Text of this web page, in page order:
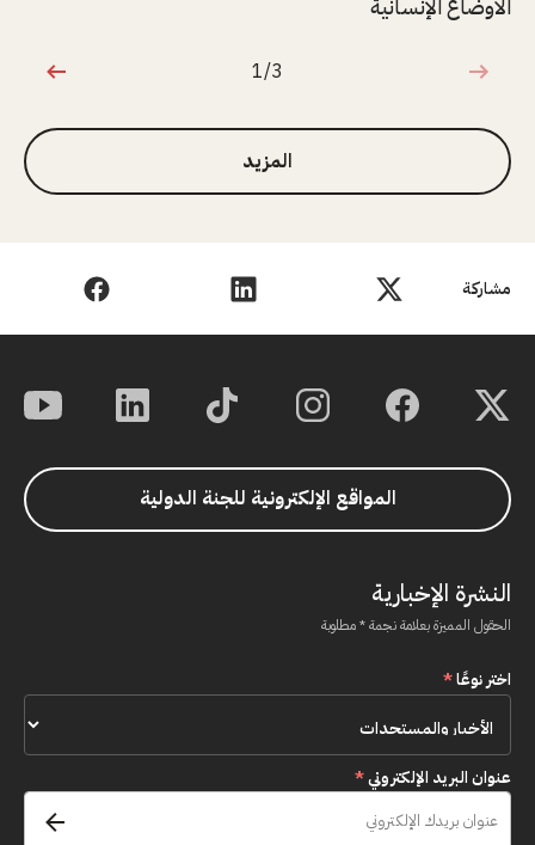
مشاركة
الأوضاع الإنسانية
1 من 3
1/3
المزيد
المواقع الإلكترونية للجنة الدولية
النشرة الإخبارية
الحقول المميزة بعلامة نجمة * مطلوبة
اختر نوعًا*
عنوان البريد الإلكتروني*